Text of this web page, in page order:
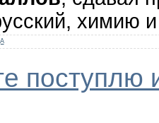
химию
поступлю